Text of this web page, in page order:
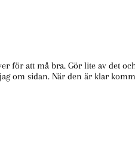
att må bra. Gör lite av det
om sidan. När den är klar